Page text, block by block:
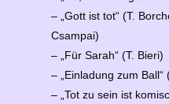
– „Gott ist tot“ (T.
Csampai)
– „Für Sarah“ (T. Bieri)
– „Einladung zum
– „Tot zu sein ist